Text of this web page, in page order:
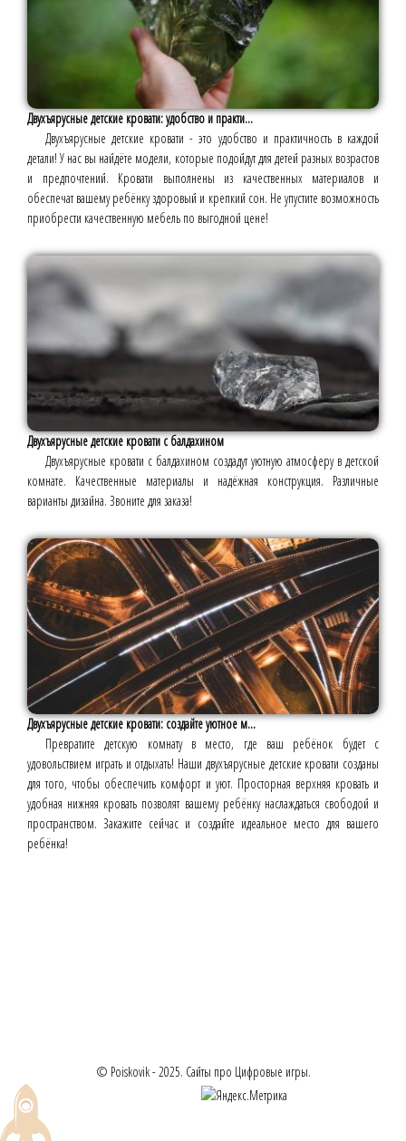
Двухъярусные детские кровати: удобство и практи...
Двухъярусные детские кровати - это удобство и практичность в каждой
детали! У нас вы найдёте модели, которые подойдут для детей разных возрастов
и предпочтений. Кровати выполнены из качественных материалов и
обеспечат вашему ребёнку здоровый и крепкий сон. Не упустите возможность
приобрести качественную мебель по выгодной цене!
Двухъярусные детские кровати с балдахином
Двухъярусные кровати с балдахином создадут уютную атмосферу в детской
комнате. Качественные материалы и надёжная конструкция. Различные
варианты дизайна. Звоните для заказа!
Двухъярусные детские кровати: создайте уютное м...
Превратите детскую комнату в место, где ваш ребёнок будет с
удовольствием играть и отдыхать! Наши двухъярусные детские кровати созданы
для того, чтобы обеспечить комфорт и уют. Просторная верхняя кровать и
удобная нижняя кровать позволят вашему ребёнку наслаждаться свободой и
пространством. Закажите сейчас и создайте идеальное место для вашего
ребёнка!
© Poiskovik - 2025. Сайты про Цифровые игры.